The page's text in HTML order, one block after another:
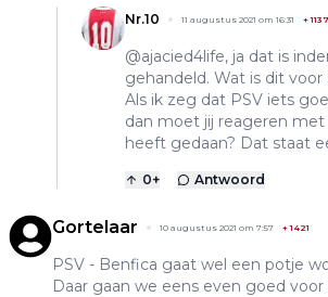
Nr.10 11 augustus 2021 om 16:31 +
@ajacied4life, ja dat is
gehandeld. Wat is dit voor
Als ik zeg dat PSV iets
dan moet jij reageren
heeft gedaan? Dat staat
0+ Antwoord
Gortelaar 10 augustus 2021 om 7:57 +1421
PSV - Benfica gaat wel een potje
Daar gaan we eens even goed voor